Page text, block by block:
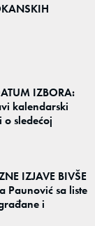
IZBORA:
kalendarski
sledećoj
IZJAVE BIVŠE
Paunović sa liste
i
na izborima?